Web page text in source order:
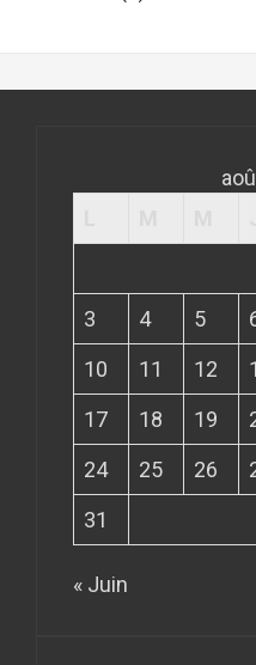
3
4 5
10
11 12
17
18 19
24
25 26
31
« Juin